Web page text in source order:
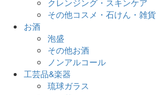
その他コスメ・石けん・雑貨
お酒
泡盛
その他お酒
ノンアルコール
工芸品&楽器
琉球ガラス